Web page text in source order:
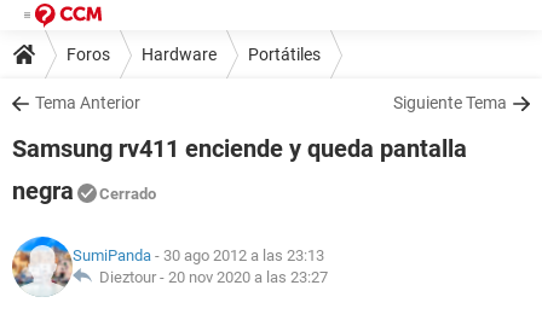
Foros Hardware Portátiles
Tema Anterior Siguiente Tema
Samsung rv411 enciende y queda pantalla
negra
Cerrado
SumiPanda - 30 ago 2012 a las 23:13
Dieztour - 20 nov 2020 a las 23:27